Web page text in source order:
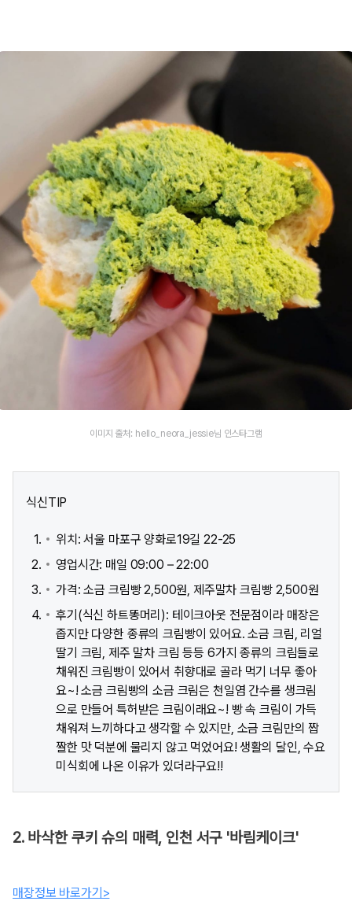
이미지 출처: hello_neora_jessie님 인스타그램
식신TIP
위치: 서울 마포구 양화로19길 22-25
영업시간: 매일 09:00 – 22:00
가격: 소금 크림빵 2,500원, 제주말차 크림빵 2,500원
후기(식신 하트똥머리): 테이크아웃 전문점이라 매장은
좁지만 다양한 종류의 크림빵이 있어요. 소금 크림, 리얼
딸기 크림, 제주 말차 크림 등등 6가지 종류의 크림들로
채워진 크림빵이 있어서 취향대로 골라 먹기 너무 좋아
요~! 소금 크림빵의 소금 크림은 천일염 간수를 생크림
으로 만들어 특허받은 크림이래요~! 빵 속 크림이 가득
채워져 느끼하다고 생각할 수 있지만, 소금 크림만의 짭
짤한 맛 덕분에 물리지 않고 먹었어요! 생활의 달인, 수요
미식회에 나온 이유가 있더라구요!!
2. 바삭한 쿠키 슈의 매력, 인천 서구 '바림케이크'
매장정보 바로가기>